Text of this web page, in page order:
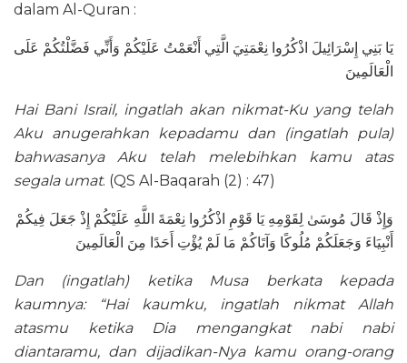
dalam Al-Quran :
يَا بَنِي إِسْرَائِيلَ اذْكُرُوا نِعْمَتِيَ الَّتِي أَنْعَمْتُ عَلَيْكُمْ وَأَنِّي فَضَّلْتُكُمْ عَلَى
الْعَالَمِينَ
Hai Bani Israil, ingatlah akan nikmat-Ku yang telah
Aku anugerahkan kepadamu dan (ingatlah pula)
bahwasanya Aku telah melebihkan kamu atas
segala umat. (QS Al-Baqarah (2) : 47)
وَإِذْ قَالَ مُوسَىٰ لِقَوْمِهِ يَا قَوْمِ اذْكُرُوا نِعْمَةَ اللَّهِ عَلَيْكُمْ إِذْ جَعَلَ فِيكُمْ
أَنْبِيَاءَ وَجَعَلَكُمْ مُلُوكًا وَآتَاكُمْ مَا لَمْ يُؤْتِ أَحَدًا مِنَ الْعَالَمِينَ
Dan (ingatlah) ketika Musa berkata kepada
kaumnya: “Hai kaumku, ingatlah nikmat Allah
atasmu ketika Dia mengangkat nabi nabi
diantaramu, dan dijadikan-Nya kamu orang-orang